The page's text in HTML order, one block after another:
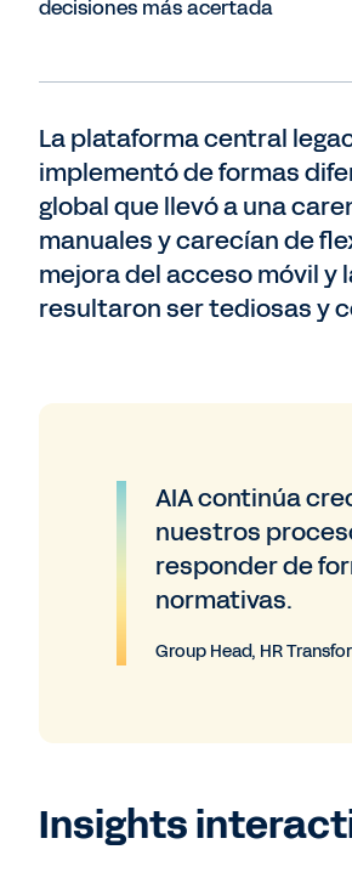
decisiones más acertada
La plataforma central
implementó de formas
global que llevó a una
manuales y carecían de
mejora del acceso móvil
resultaron ser tediosas y
AIA continúa
nuestros
responder de
normativas.
Group Head, HR
Insights